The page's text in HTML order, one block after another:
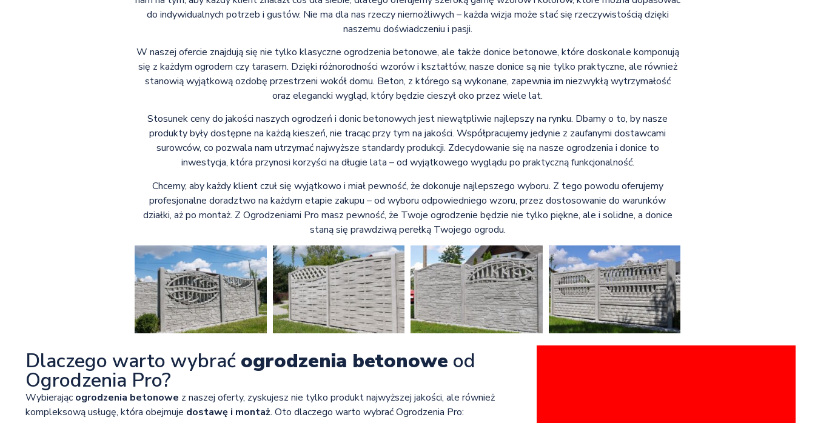
do indywidualnych potrzeb i gustów. Nie ma dla nas rzeczy niemożliwych – każda wizja może stać się rzeczywistością dzięki
naszemu doświadczeniu i pasji.
W naszej ofercie znajdują się nie tylko klasyczne ogrodzenia betonowe, ale także donice betonowe, które doskonale komponują
się z każdym ogrodem czy tarasem. Dzięki różnorodności wzorów i kształtów, nasze donice są nie tylko praktyczne, ale również
stanowią wyjątkową ozdobę przestrzeni wokół domu. Beton, z którego są wykonane, zapewnia im niezwykłą wytrzymałość
oraz elegancki wygląd, który będzie cieszył oko przez wiele lat.
Stosunek ceny do jakości naszych ogrodzeń i donic betonowych jest niewątpliwie najlepszy na rynku. Dbamy o to, by nasze
produkty były dostępne na każdą kieszeń, nie tracąc przy tym na jakości. Współpracujemy jedynie z zaufanymi dostawcami
surowców, co pozwala nam utrzymać najwyższe standardy produkcji. Zdecydowanie się na nasze ogrodzenia i donice to
inwestycja, która przynosi korzyści na długie lata – od wyjątkowego wyglądu po praktyczną funkcjonalność.
Chcemy, aby każdy klient czuł się wyjątkowo i miał pewność, że dokonuje najlepszego wyboru. Z tego powodu oferujemy
profesjonalne doradztwo na każdym etapie zakupu – od wyboru odpowiedniego wzoru, przez dostosowanie do warunków
działki, aż po montaż. Z Ogrodzeniami Pro masz pewność, że Twoje ogrodzenie będzie nie tylko piękne, ale i solidne, a donice
staną się prawdziwą perełką Twojego ogrodu.
Dlaczego warto wybrać ogrodzenia betonowe od
Ogrodzenia Pro?
Wybierając ogrodzenia betonowe z naszej oferty, zyskujesz nie tylko produkt najwyższej jakości, ale również
kompleksową usługę, która obejmuje dostawę i montaż. Oto dlaczego warto wybrać Ogrodzenia Pro: